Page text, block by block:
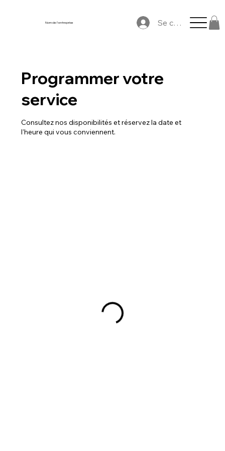
Nom de l'entreprise Se connecter
Programmer votre
service
Consultez nos disponibilités et réservez la date et
l'heure qui vous conviennent.